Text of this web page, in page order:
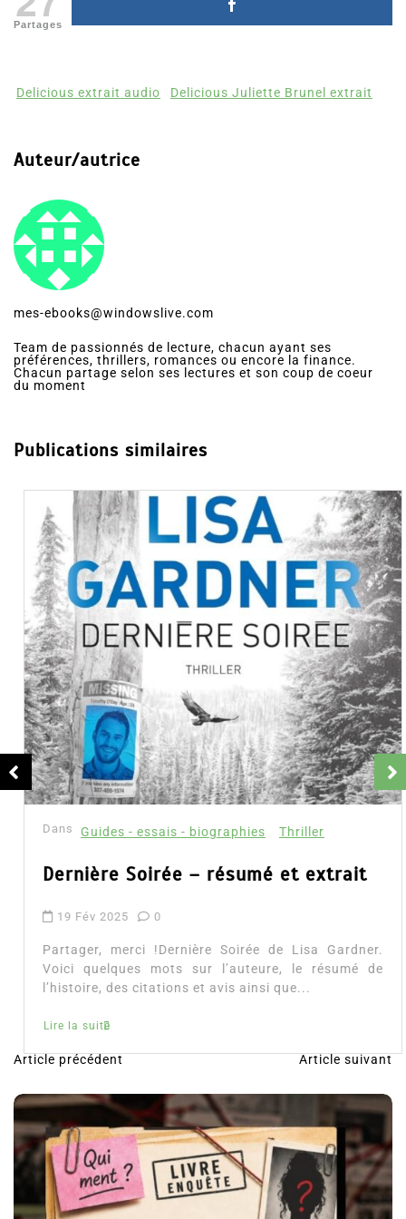
Partages
Delicious extrait audio Delicious Juliette Brunel extrait
Auteur/autrice
mes-ebooks@windowslive.com
Team de passionnés de lecture, chacun ayant ses
préférences, thrillers, romances ou encore la finance.
Chacun partage selon ses lectures et son coup de coeur
du moment
Publications similaires
Dans Guides - essais - biographies Thriller
Dernière Soirée – résumé et extrait
19 Fév 2025 0
Partager, merci !Dernière Soirée de Lisa Gardner.
Voici quelques mots sur l’auteure, le résumé de
N
a
v
i
g
a
Article précédent Article suivant